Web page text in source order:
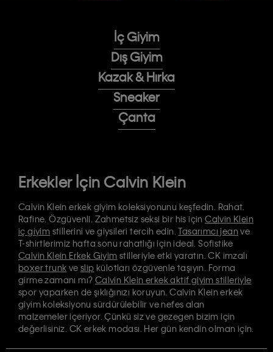
İç Giyim
Dış Giyim
Kazak & Hırka
Sneaker
Çanta
Erkekler İçin Calvin Klein
Calvin Klein erkek giyim koleksiyonunu keşfedin. Rahat.
Rafine. Özgüvenli. Zahmetsiz seksi bir his içinCalvin Klein
iç giyim stillerini ve giysileri tercih edin.Tasarımcı jeanve
T-shirtlerimiz hafta sonu rahatlığı için ideal. Sofistike
Calvin Klein Erkek Giyim stilleriyle etki yaratın. CK imzalı
boxer trunk veslip külotları özgüvenle taşıyın. Forma
girme zamanı mı? Calvin Klein erkek aktif giyim stilleriyle
spor yaparken de şıklığınızı koruyun. Calvin Klein erkek
giyim koleksiyonu sürdürülebilir ve nefes alan
malzemeler içeriyor. Çünkü siz ve gezegen bizim için
değerlisiniz. CK erkek modası. Her gün kendin olman için.